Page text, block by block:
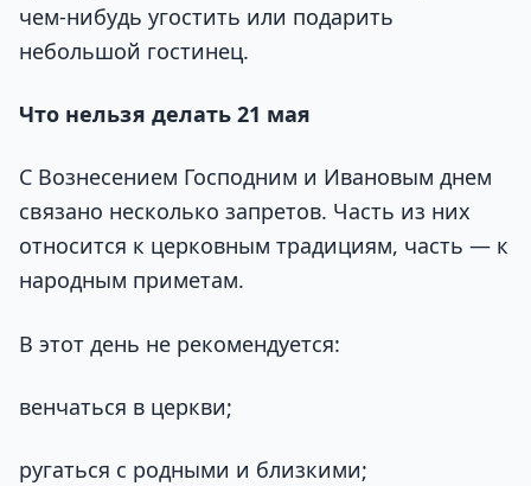
чем-нибудь угостить или подарить
небольшой гостинец.
Что нельзя делать 21 мая
С Вознесением Господним и Ивановым днем
связано несколько запретов. Часть из них
относится к церковным традициям, часть — к
народным приметам.
В этот день не рекомендуется:
венчаться в церкви;
ругаться с родными и близкими;